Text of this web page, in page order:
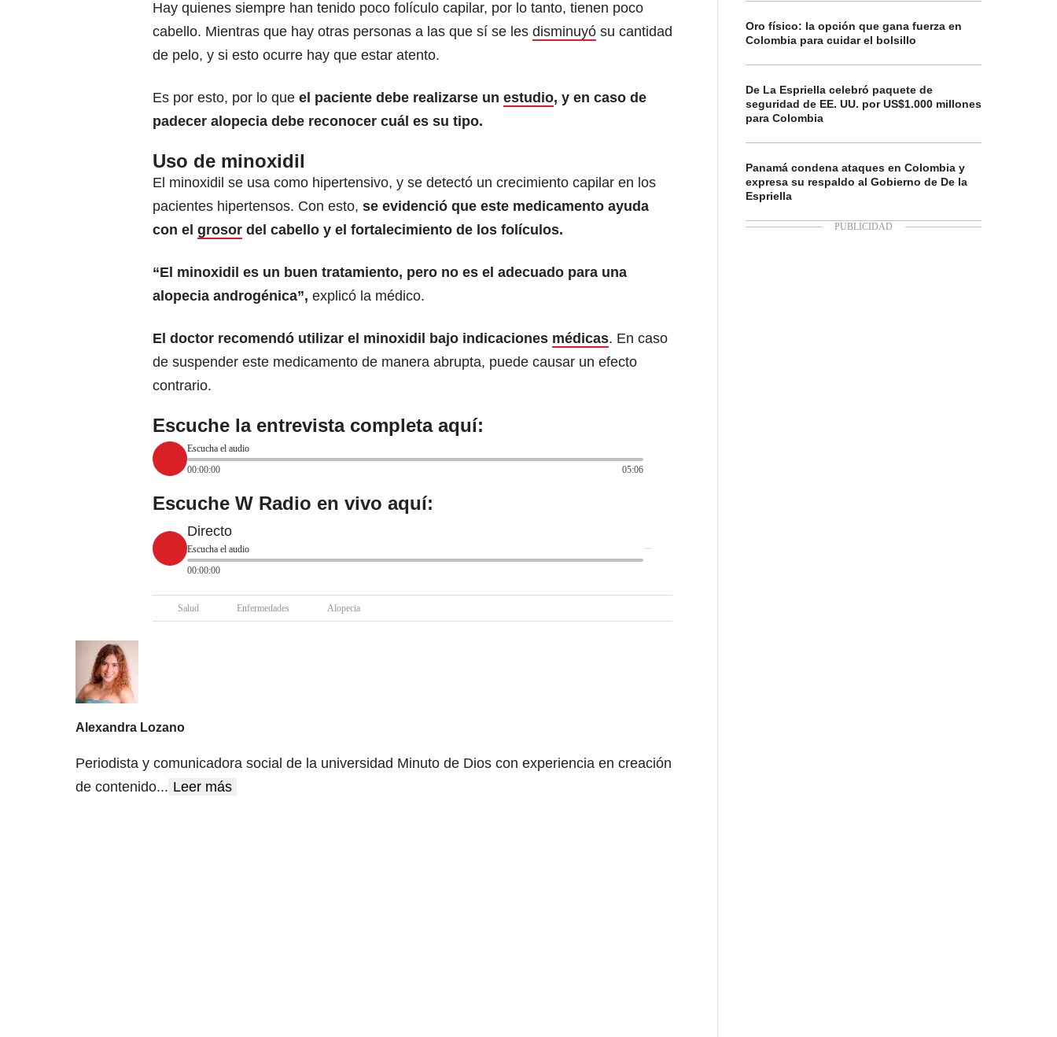
Hay quienes siempre han tenido poco folículo capilar, por lo tanto, tienen poco
cabello. Mientras que hay otras personas a las que sí se les disminuyó su cantidad
de pelo, y si esto ocurre hay que estar atento.
Es por esto, por lo que el paciente debe realizarse un estudio, y en caso de
padecer alopecia debe reconocer cuál es su tipo.
Uso de minoxidil
El minoxidil se usa como hipertensivo, y se detectó un crecimiento capilar en los
pacientes hipertensos. Con esto, se evidenció que este medicamento ayuda
con el grosor del cabello y el fortalecimiento de los folículos.
“El minoxidil es un buen tratamiento, pero no es el adecuado para una
alopecia androgénica”, explicó la médico.
El doctor recomendó utilizar el minoxidil bajo indicaciones médicas. En caso
de suspender este medicamento de manera abrupta, puede causar un efecto
contrario.
Escuche la entrevista completa aquí:
Escucha el audio
00:00:00
05:06
Escuche W Radio en vivo aquí:
Directo
Escucha el audio
00:00:00
Salud Enfermedades Alopecia
Alexandra Lozano
Periodista y comunicadora social de la universidad Minuto de Dios con experiencia en creación
de contenido... Leer más
Oro físico: la opción que gana fuerza en
Colombia para cuidar el bolsillo
De La Espriella celebró paquete de
seguridad de EE. UU. por US$1.000 millones
para Colombia
Panamá condena ataques en Colombia y
expresa su respaldo al Gobierno de De la
Espriella